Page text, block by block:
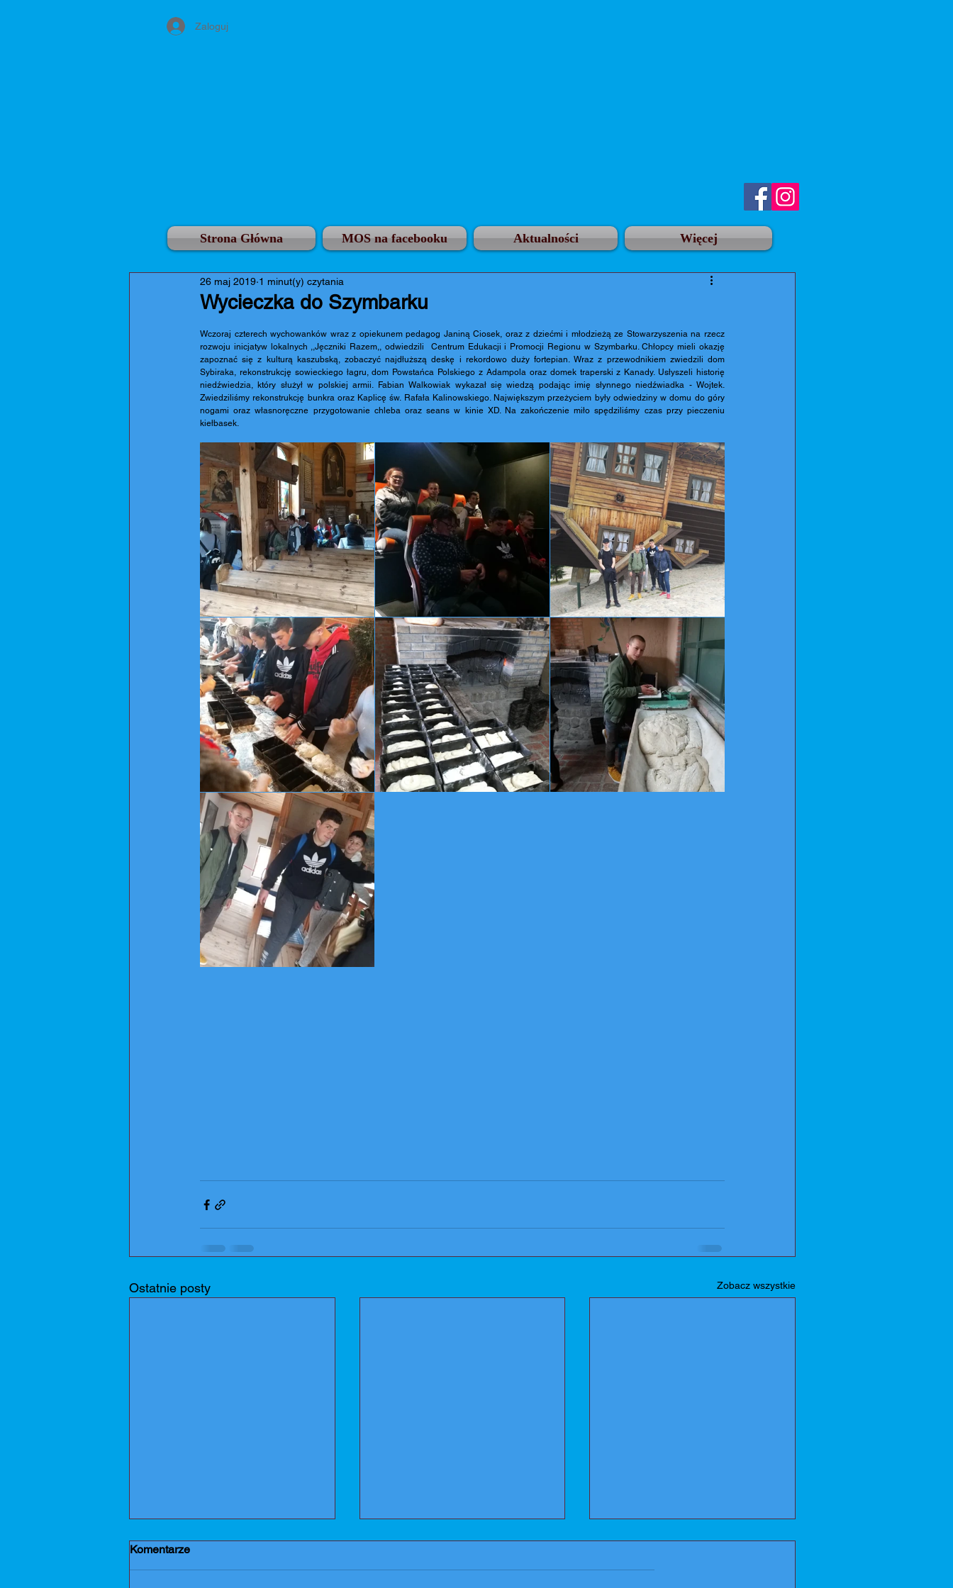
Zaloguj
Strona Główna MOS na facebooku Aktualności Więcej
Wycieczka do Szymbarku
26 maj 2019 1 minut(y) czytania
Wczoraj czterech wychowanków wraz z opiekunem pedagog Janiną Ciosek, oraz z dziećmi i młodzieżą ze Stowarzyszenia na rzecz
rozwoju inicjatyw lokalnych ,,Jęczniki Razem,, odwiedzili  Centrum Edukacji i Promocji Regionu w Szymbarku. Chłopcy mieli okazję
zapoznać się z kulturą kaszubską, zobaczyć najdłuższą deskę i rekordowo duży fortepian. Wraz z przewodnikiem zwiedzili dom
Sybiraka, rekonstrukcję sowieckiego łagru, dom Powstańca Polskiego z Adampola oraz domek traperski z Kanady. Usłyszeli historię
niedźwiedzia, który służył w polskiej armii. Fabian Walkowiak wykazał się wiedzą podając imię słynnego niedźwiadka - Wojtek.
Zwiedziliśmy rekonstrukcję bunkra oraz Kaplicę św. Rafała Kalinowskiego. Największym przeżyciem były odwiedziny w domu do góry
nogami oraz własnoręczne przygotowanie chleba oraz seans w kinie XD. Na zakończenie miło spędziliśmy czas przy pieczeniu
kiełbasek.
Ostatnie posty Zobacz wszystkie
Komentarze